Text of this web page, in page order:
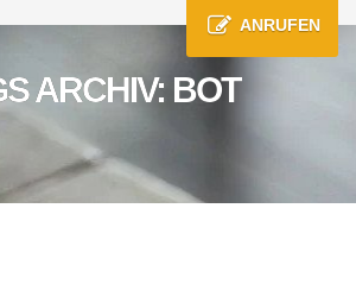
ANRUFEN
ARCHIV: BOT